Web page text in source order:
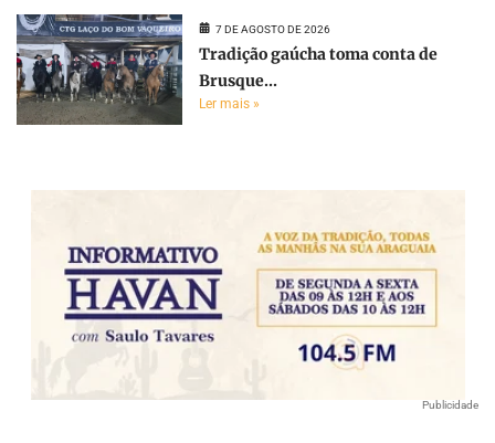
7 DE AGOSTO DE 2026
Tradição gaúcha toma conta de
Brusque...
Ler mais »
Publicidade